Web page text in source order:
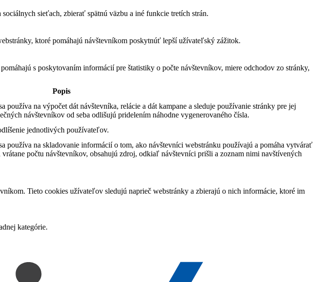
sieťach, zbierať spätnú väzbu a iné funkcie tretích strán.
ktoré pomáhajú návštevníkom poskytnúť lepší užívateľský zážitok.
s poskytovaním informácií pre štatistiky o počte návštevníkov, miere odchodov zo stránky,
Popis
na výpočet dát návštevníka, relácie a dát kampane a sleduje používanie stránky pre jej
návštevníkov od seba odlišujú pridelením náhodne vygenerovaného čísla.
jednotlivých používateľov.
používa na skladovanie informácií o tom, ako návštevníci webstránku používajú a pomáha vytvárať
počtu návštevníkov, obsahujú zdroj, odkiaľ návštevníci prišli a zoznam nimi navštívených
Tieto cookies užívateľov sledujú naprieč webstránky a zbierajú o nich informácie, ktoré im
kategórie.